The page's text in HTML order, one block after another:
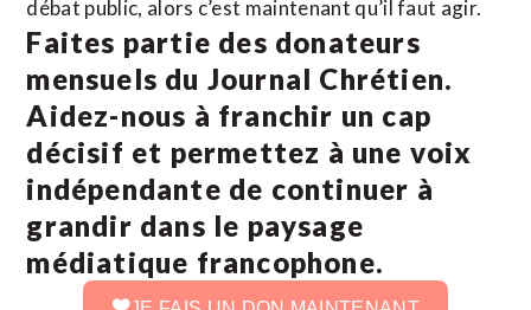
débat public, alors c’est maintenant qu’il faut agir.
Faites partie des donateurs
mensuels du Journal Chrétien.
Aidez-nous à franchir un cap
décisif et permettez à une voix
indépendante de continuer à
grandir dans le paysage
médiatique francophone.